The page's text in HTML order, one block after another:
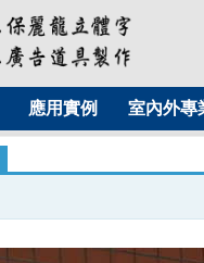
應用實例 室內外專